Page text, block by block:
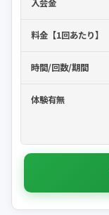
入会金
料金【1回あたり】
時間/回数/期間
体験有無